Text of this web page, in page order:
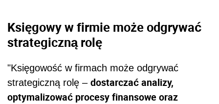
Księgowy w firmie może odgrywać
strategiczną rolę
"Księgowość w firmach może odgrywać
strategiczną rolę – dostarczać analizy,
optymalizować procesy finansowe oraz